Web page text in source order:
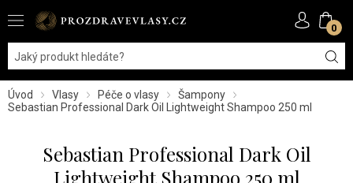
0
Úvod Vlasy Péče o vlasy
Šampony
Sebastian Professional Dark Oil Lightweight Shampoo 250 ml
Sebastian Professional Dark Oil
Lightweight Shampoo 250 ml